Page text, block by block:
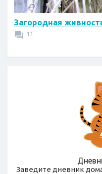
Загородная
11
Заведите дневник